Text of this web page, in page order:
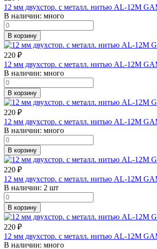
12 мм двухстор. с металл. нитью AL-12M
В наличии: много
В корзину
220 ₽
12 мм двухстор. с металл. нитью AL-12M
В наличии: много
В корзину
220 ₽
12 мм двухстор. с металл. нитью AL-12M
В наличии: много
В корзину
220 ₽
12 мм двухстор. с металл. нитью AL-12M
В наличии: 2 шт
В корзину
220 ₽
12 мм двухстор. с металл. нитью AL-12M
В наличии: много